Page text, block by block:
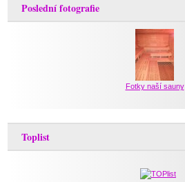
Poslední fotografie
Fotky naší sauny
Toplist